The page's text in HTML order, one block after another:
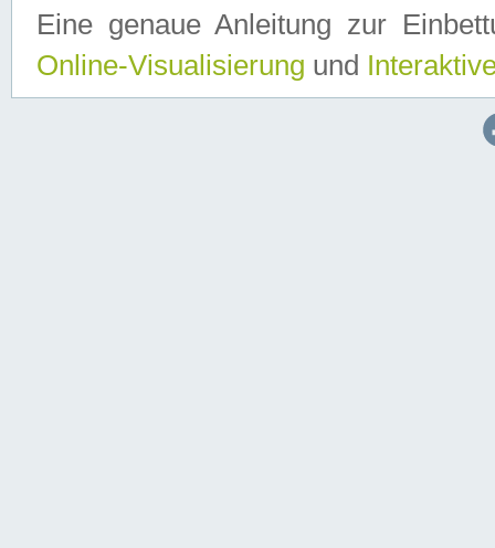
Eine genaue Anleitung zur
Online-Visualisierung und